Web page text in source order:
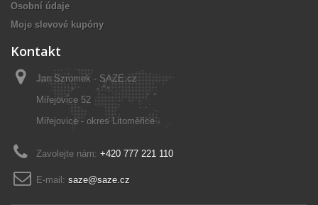
Osobní údaje
Moje slevové kupóny
Kontakt
Jan Szromek - SAZE.cz
Miřejovice 52
Miřejovice - okres Litoměřice
Zavolejte nám: +420 777 221 110
E-mail: saze@saze.cz